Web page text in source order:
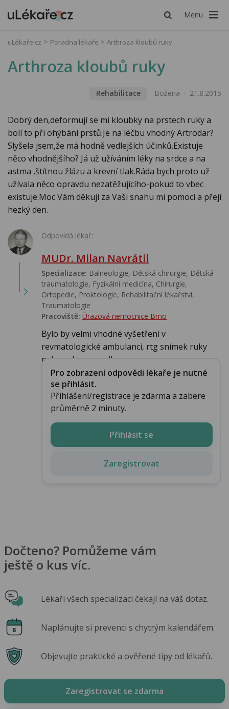
Menu
uLékaře.cz Poradna lékaře Arthroza kloubů ruky
Arthroza kloubů ruky
Rehabilitace Božena 21.8.2015
Dobrý den,deformují se mi kloubky na prstech ruky a
bolí to při ohýbání prstů.Je na léčbu vhodný Artrodar?
Slyšela jsem,že má hodně vedlejších účinků.Existuje
něco vhodnějšího? Já už užíváním léky na srdce a na
astma ,štítnou žlázu a krevní tlak.Ráda bych proto už
užívala něco opravdu nezatěžujícího-pokud to vbec
existuje.Moc Vám děkuji za Vaši snahu mi pomoci a přeji
hezký den.
Odpovídá lékař:
MUDr. Milan Navrátil
Specializace: Balneologie, Dětská chirurgie, Dětská
traumatologie, Fyzikální medicína, Chirurgie,
Ortopedie, Proktologie, Rehabilitační lékařství‎,
Traumatologie
Pracoviště: Úrazová nemocnice Brno
Bylo by velmi vhodné vyšetření v
revmatologické ambulanci, rtg snímek ruky
nebo rukou a podle ...
Pro zobrazení odpovědi lékaře je nutné
se přihlásit.
Přihlášení/registrace je zdarma a zabere
průměrně 2 minuty.
Přihlásit se
Zaregistrovat
Dočteno? Pomůžeme vám
ještě o kus víc.
Lékaři všech specializací čekají na váš dotaz.
Naplánujte si prevenci s chytrým kalendářem.
Objevujte praktické a ověřené tipy od lékařů.
Zaregistrovat se zdarma